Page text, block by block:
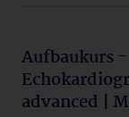
Aufbaukurs
advanced |